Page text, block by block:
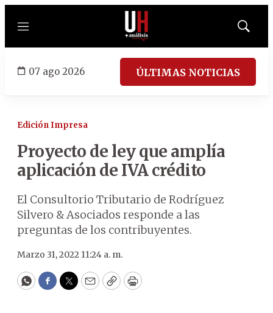
Menú
Mostrar
07 ago 2026 ÚLTIMAS NOTICIAS
Edición Impresa
Proyecto de ley que amplía
aplicación de IVA crédito
El Consultorio Tributario de Rodríguez
Silvero & Asociados responde a las
preguntas de los contribuyentes.
Marzo 31, 2022 11:24 a. m.
WhatsApp
Facebook
Twitter
EmailCopyPrint